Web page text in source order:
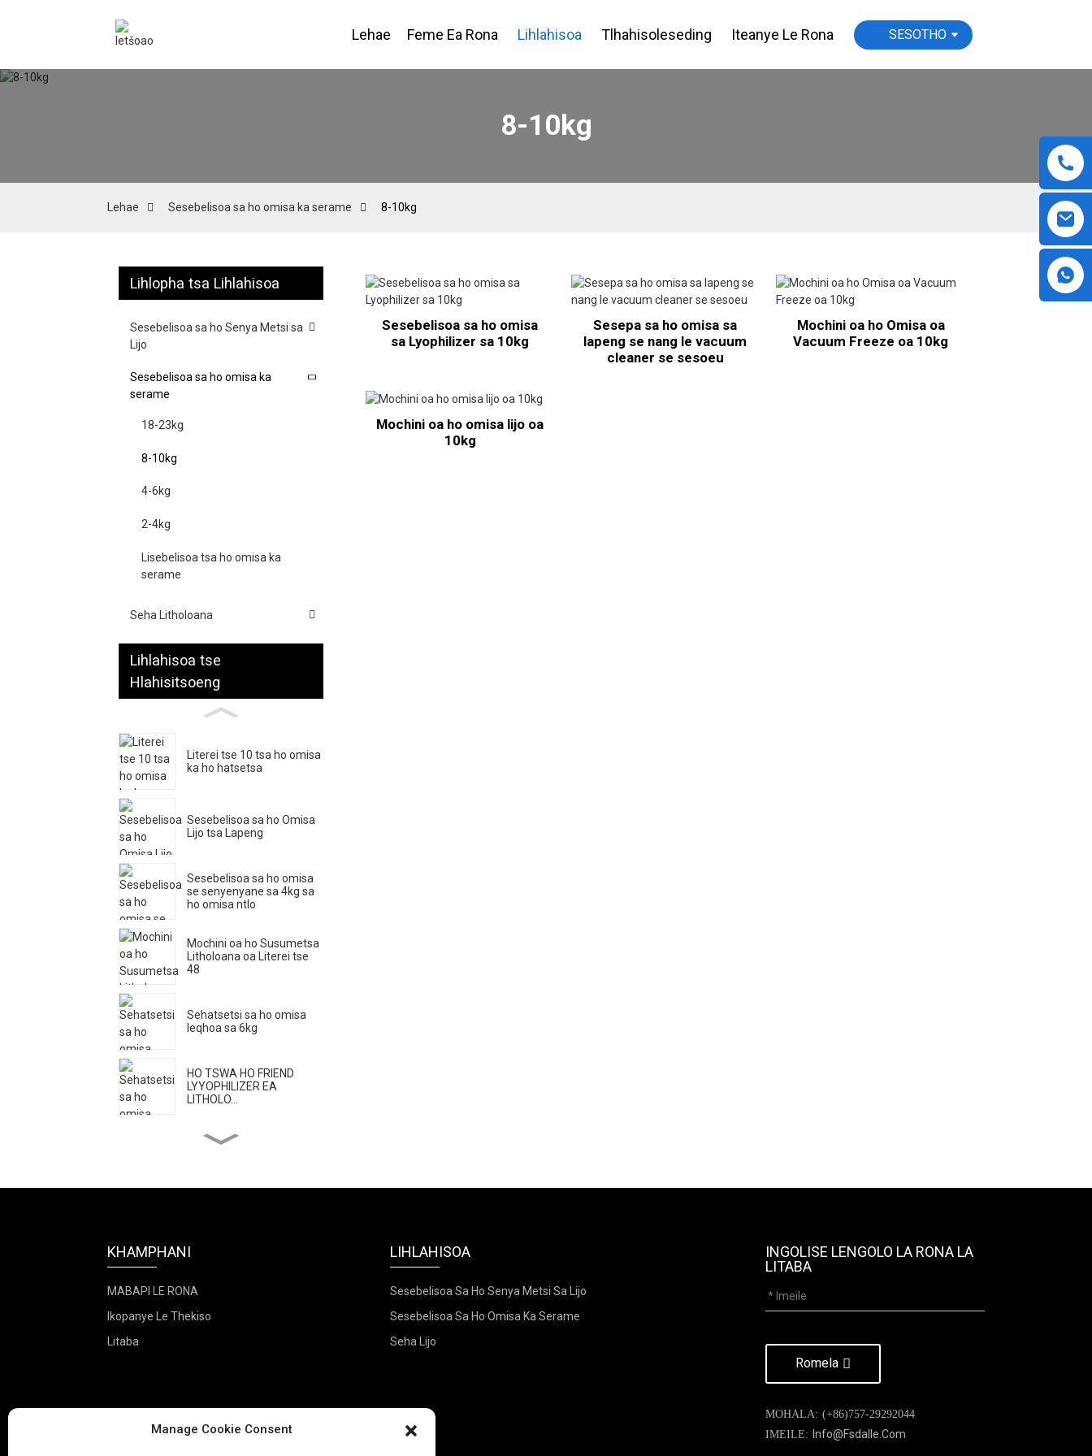
Lehae Feme Ea Rona Lihlahisoa Tlhahisoleseding Iteanye Le Rona SESOTHO
8-10kg
Lehae Sesebelisoa sa ho omisa ka serame 8-10kg
Lihlopha tsa Lihlahisoa
Sesebelisoa sa ho Senya Metsi sa
Lijo
Sesebelisoa sa ho omisa ka
serame
18-23kg
8-10kg
4-6kg
2-4kg
Lisebelisoa tsa ho omisa ka
serame
Seha Litholoana
Lihlahisoa tse
Hlahisitsoeng
Literei tse 10 tsa ho omisa
ka ho hatsetsa
Sesebelisoa sa ho Omisa
Lijo tsa Lapeng
Sesebelisoa sa ho omisa
se senyenyane sa 4kg sa
ho omisa ntlo
Mochini oa ho Susumetsa
Litholoana oa Literei tse
48
Sehatsetsi sa ho omisa
leqhoa sa 6kg
HO TSWA HO FRIEND
LYYOPHILIZER EA
LITHOLO...
Mochini oa ho omisa o
lijo sa 20kg
Sesebelisoa sa ho omisa
sa Lyophilizer sa 10kg
Sesepa sa ho omisa sa
lapeng se nang le vacuum
cleaner se sesoeu
Mochini oa ho Omisa oa
Vacuum Freeze oa 10kg
Mochini oa ho omisa lijo oa
10kg
KHAMPHANI
MABAPI LE RONA
Ikopanye Le Thekiso
Litaba
LIHLAHISOA
Sesebelisoa Sa Ho Senya Metsi Sa Lijo
Sesebelisoa Sa Ho Omisa Ka Serame
Seha Lijo
INGOLISE LENGOLO LA RONA LA
LITABA
Romela
MOHALA: (+86)757-29292044
IMEILE: Info@fsdalle.com
Manage Cookie Consent